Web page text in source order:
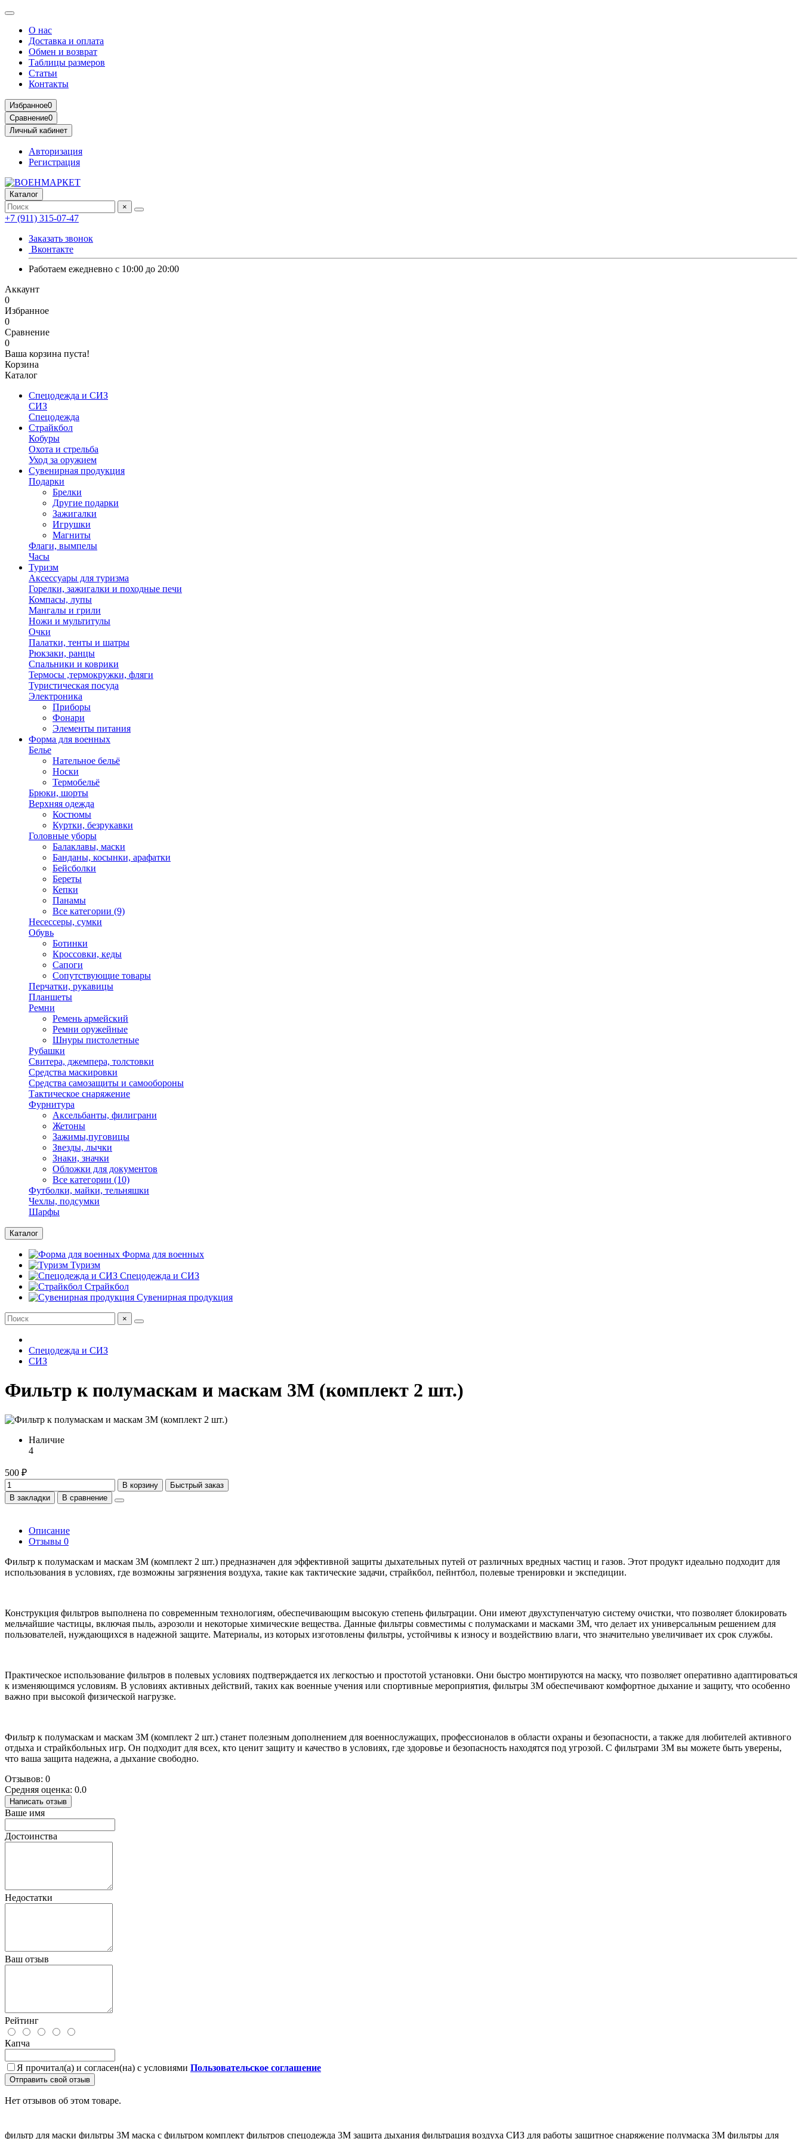
О нас
Доставка и оплата
Обмен и возврат
Таблицы размеров
Статьи
Контакты
Избранное0
Сравнение0
Личный кабинет
Авторизация
Регистрация
Каталог
×
+7 (911) 315-07-47
Заказать звонок
Вконтакте
Работаем ежедневно с 10:00 до 20:00
Аккаунт
0
Избранное
0
Сравнение
0
Ваша корзина пуста!
Корзина
Каталог
Спецодежда и СИЗ
СИЗ
Спецодежда
Страйкбол
Кобуры
Охота и стрельба
Уход за оружием
Сувенирная продукция
Подарки
Брелки
Другие подарки
Зажигалки
Игрушки
Магниты
Флаги, вымпелы
Часы
Туризм
Аксессуары для туризма
Горелки, зажигалки и походные печи
Компасы, лупы
Мангалы и грили
Ножи и мультитулы
Очки
Палатки, тенты и шатры
Рюкзаки, ранцы
Спальники и коврики
Термосы ,термокружки, фляги
Туристическая посуда
Электроника
Приборы
Фонари
Элементы питания
Форма для военных
Белье
Нательное бельё
Носки
Термобельё
Брюки, шорты
Верхняя одежда
Костюмы
Куртки, безрукавки
Головные уборы
Балаклавы, маски
Банданы, косынки, арафатки
Бейсболки
Береты
Кепки
Панамы
Все категории (9)
Несессеры, сумки
Обувь
Ботинки
Кроссовки, кеды
Сапоги
Сопутствующие товары
Перчатки, рукавицы
Планшеты
Ремни
Ремень армейский
Ремни оружейные
Шнуры пистолетные
Рубашки
Свитера, джемпера, толстовки
Средства маскировки
Средства самозащиты и самообороны
Тактическое снаряжение
Фурнитура
Аксельбанты, филиграни
Жетоны
Зажимы,пуговицы
Звезды, лычки
Знаки, значки
Обложки для документов
Все категории (10)
Футболки, майки, тельняшки
Чехлы, подсумки
Шарфы
Каталог
Форма для военных
Туризм
Спецодежда и СИЗ
Страйкбол
Сувенирная продукция
×
Спецодежда и СИЗ
СИЗ
Фильтр к полумаскам и маскам 3M (комплект 2 шт.)
Наличие
4
500 ₽
В корзину
Быстрый заказ
В закладки
В сравнение
Описание
Отзывы 0
Фильтр к полумаскам и маскам 3M (комплект 2 шт.) предназначен для эффективной защиты дыхательных путей от различных вредных частиц и газов. Этот продукт идеально подходит для
использования в условиях, где возможны загрязнения воздуха, такие как тактические задачи, страйкбол, пейнтбол, полевые тренировки и экспедиции.
Конструкция фильтров выполнена по современным технологиям, обеспечивающим высокую степень фильтрации. Они имеют двухступенчатую систему очистки, что позволяет блокировать
мельчайшие частицы, включая пыль, аэрозоли и некоторые химические вещества. Данные фильтры совместимы с полумасками и масками 3M, что делает их универсальным решением для
пользователей, нуждающихся в надежной защите. Материалы, из которых изготовлены фильтры, устойчивы к износу и воздействию влаги, что значительно увеличивает их срок службы.
Практическое использование фильтров в полевых условиях подтверждается их легкостью и простотой установки. Они быстро монтируются на маску, что позволяет оперативно адаптироваться
к изменяющимся условиям. В условиях активных действий, таких как военные учения или спортивные мероприятия, фильтры 3M обеспечивают комфортное дыхание и защиту, что особенно
важно при высокой физической нагрузке.
Фильтр к полумаскам и маскам 3M (комплект 2 шт.) станет полезным дополнением для военнослужащих, профессионалов в области охраны и безопасности, а также для любителей активного
отдыха и страйкбольных игр. Он подходит для всех, кто ценит защиту и качество в условиях, где здоровье и безопасность находятся под угрозой. С фильтрами 3M вы можете быть уверены,
что ваша защита надежна, а дыхание свободно.
Отзывов: 0
Средняя оценка: 0.0
Написать отзыв
Ваше имя
Достоинства
Недостатки
Ваш отзыв
Рейтинг
Капча
Я прочитал(а) и согласен(на) с условиями Пользовательское соглашение
Отправить свой отзыв
Нет отзывов об этом товаре.
фильтр для маски фильтры 3M маска с фильтром комплект фильтров спецодежда 3M защита дыхания фильтрация воздуха СИЗ для работы защитное снаряжение полумаска 3M фильтры для